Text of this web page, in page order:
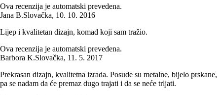
Ova recenzija je automatski prevedena.
Jana B.Slovačka, 10. 10. 2016
Lijep i kvalitetan dizajn, komad koji sam tražio.
Ova recenzija je automatski prevedena.
Barbora K.Slovačka, 11. 5. 2017
Prekrasan dizajn, kvalitetna izrada. Posude su metalne, bijelo prskane,
pa se nadam da će premaz dugo trajati i da se neće trljati.